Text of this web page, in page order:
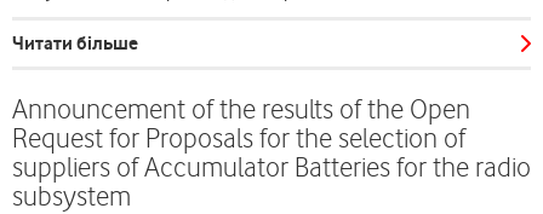
Читати більше
Announcement of the results of the Open
Request for Proposals for the selection of
suppliers of Accumulator Batteries for the radio
subsystem